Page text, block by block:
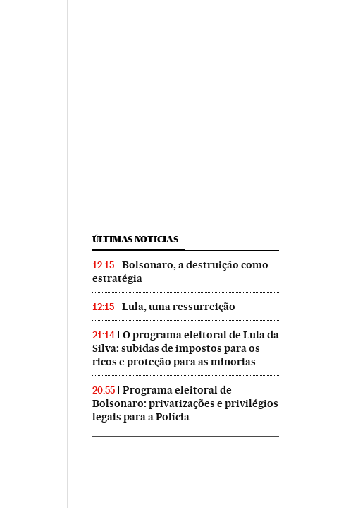
ÚLTIMAS NOTICIAS
12:15
Bolsonaro, a destruição como
estratégia
12:15 Lula, uma ressurreição
21:14
O programa eleitoral de Lula da
Silva: subidas de impostos para os
ricos e proteção para as minorias
20:55
Programa eleitoral de
Bolsonaro: privatizações e privilégios
legais para a Polícia